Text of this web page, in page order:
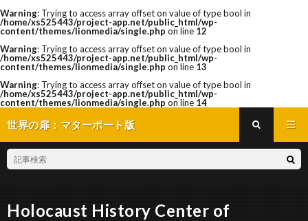
Warning: Trying to access array offset on value of type bool in
/home/xs525443/project-app.net/public_html/wp-
content/themes/lionmedia/single.php on line 12
Warning: Trying to access array offset on value of type bool in
/home/xs525443/project-app.net/public_html/wp-
content/themes/lionmedia/single.php on line 13
Warning: Trying to access array offset on value of type bool in
/home/xs525443/project-app.net/public_html/wp-
content/themes/lionmedia/single.php on line 14
世界の扉：マターポート版
Holocaust History Center of